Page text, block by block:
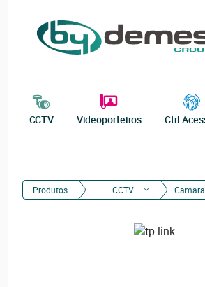
CCTV Videoporteiros Ctrl
Produtos CCTV